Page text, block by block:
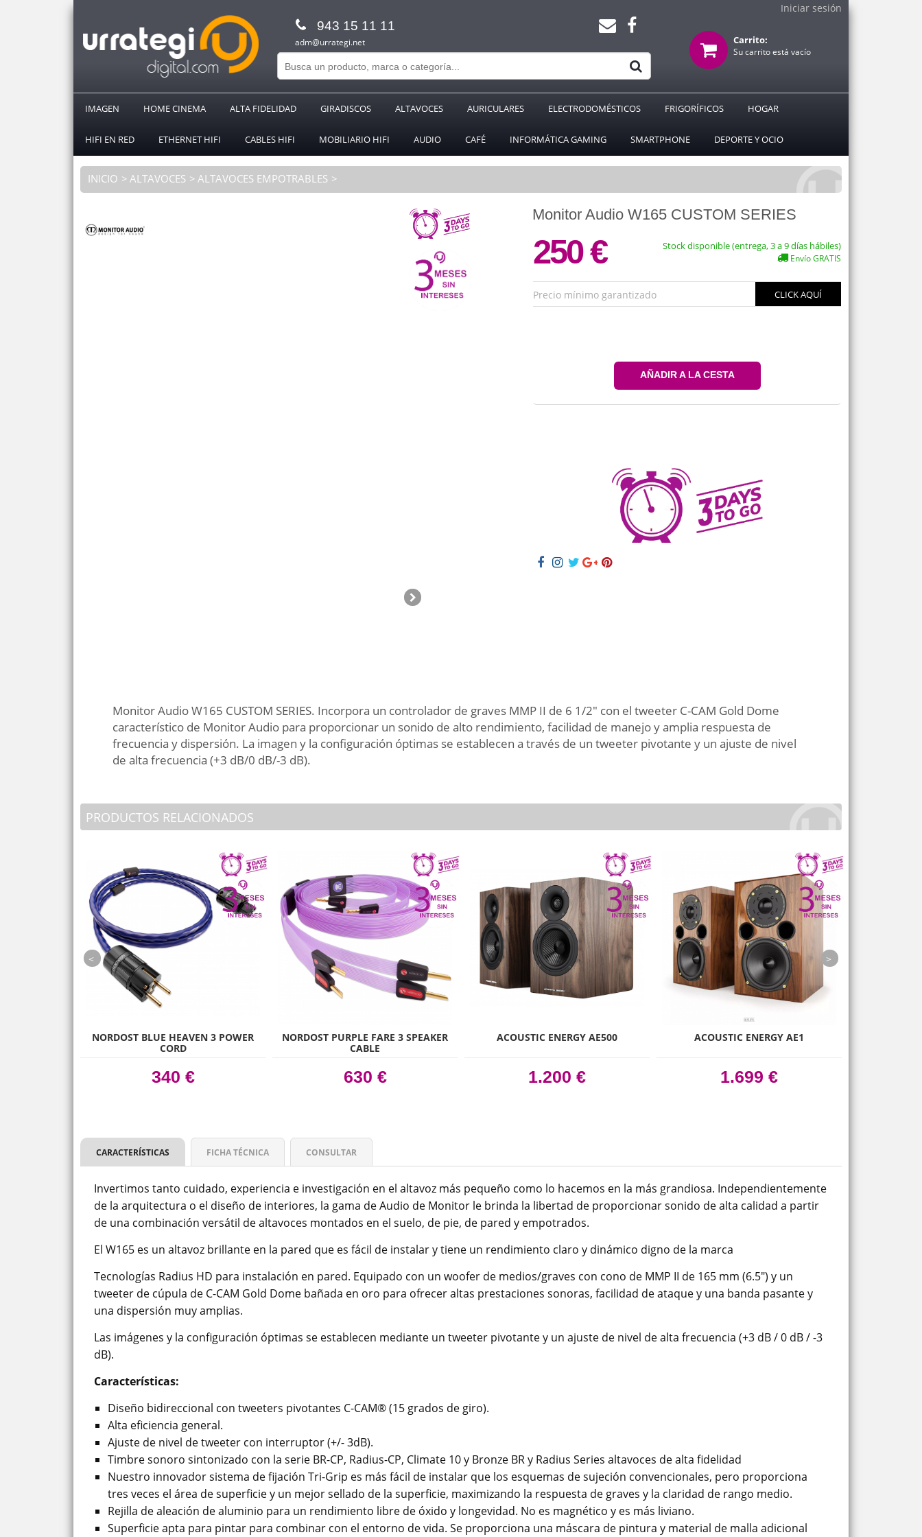
Iniciar sesión
943 15 11 11
adm@urrategi.net Carrito:
Su carrito está vacío
IMAGEN HOME CINEMA ALTA FIDELIDAD GIRADISCOS ALTAVOCES AURICULARES ELECTRODOMÉSTICOS FRIGORÍFICOS HOGAR
HIFI EN RED ETHERNET HIFI CABLES HIFI MOBILIARIO HIFI AUDIO CAFÉ INFORMÁTICA GAMING SMARTPHONE DEPORTE Y OCIO
INICIO ALTAVOCES ALTAVOCES EMPOTRABLES
Monitor Audio W165 CUSTOM SERIES
250 € Stock disponible (entrega, 3 a 9 días hábiles)
Envío GRATIS
Precio mínimo garantizado CLICK AQUÍ
AÑADIR A LA CESTA
Monitor Audio W165 CUSTOM SERIES. Incorpora un controlador de graves MMP II de 6 1/2" con el tweeter C-CAM Gold Dome
característico de Monitor Audio para proporcionar un sonido de alto rendimiento, facilidad de manejo y amplia respuesta de
frecuencia y dispersión. La imagen y la configuración óptimas se establecen a través de un tweeter pivotante y un ajuste de nivel
de alta frecuencia (+3 dB/0 dB/-3 dB).
PRODUCTOS RELACIONADOS
NORDOST BLUE HEAVEN 3 POWER
CORD
340 €
NORDOST PURPLE FARE 3 SPEAKER
CABLE
630 €
ACOUSTIC ENERGY AE500
1.200 €
ACOUSTIC ENERGY AE1
1.699 €
prev
CARACTERÍSTICAS FICHA TÉCNICA CONSULTAR
Invertimos tanto cuidado, experiencia e investigación en el altavoz más pequeño como lo hacemos en la más grandiosa. Independientemente
de la arquitectura o el diseño de interiores, la gama de Audio de Monitor le brinda la libertad de proporcionar sonido de alta calidad a partir
de una combinación versátil de altavoces montados en el suelo, de pie, de pared y empotrados.
El W165 es un altavoz brillante en la pared que es fácil de instalar y tiene un rendimiento claro y dinámico digno de la marca
Tecnologías Radius HD para instalación en pared. Equipado con un woofer de medios/graves con cono de MMP II de 165 mm (6.5") y un
tweeter de cúpula de C-CAM Gold Dome bañada en oro para ofrecer altas prestaciones sonoras, facilidad de ataque y una banda pasante y
una dispersión muy amplias.
Las imágenes y la configuración óptimas se establecen mediante un tweeter pivotante y un ajuste de nivel de alta frecuencia (+3 dB / 0 dB / -3
dB).
Características:
Diseño bidireccional con tweeters pivotantes C-CAM® (15 grados de giro).
Alta eficiencia general.
Ajuste de nivel de tweeter con interruptor (+/- 3dB).
Timbre sonoro sintonizado con la serie BR-CP, Radius-CP, Climate 10 y Bronze BR y Radius Series altavoces de alta fidelidad
Nuestro innovador sistema de fijación Tri-Grip es más fácil de instalar que los esquemas de sujeción convencionales, pero proporciona
tres veces el área de superficie y un mejor sellado de la superficie, maximizando la respuesta de graves y la claridad de rango medio.
Rejilla de aleación de aluminio para un rendimiento libre de óxido y longevidad. No es magnético y es más liviano.
Superficie apta para pintar para combinar con el entorno de vida. Se proporciona una máscara de pintura y material de malla adicional